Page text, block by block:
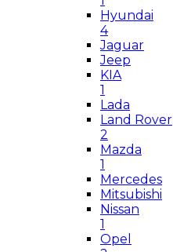
Hyundai
4
Jaguar
Jeep
KIA
1
Lada
Land Rover
2
Mazda
1
Mercedes
Mitsubishi
Nissan
1
Opel